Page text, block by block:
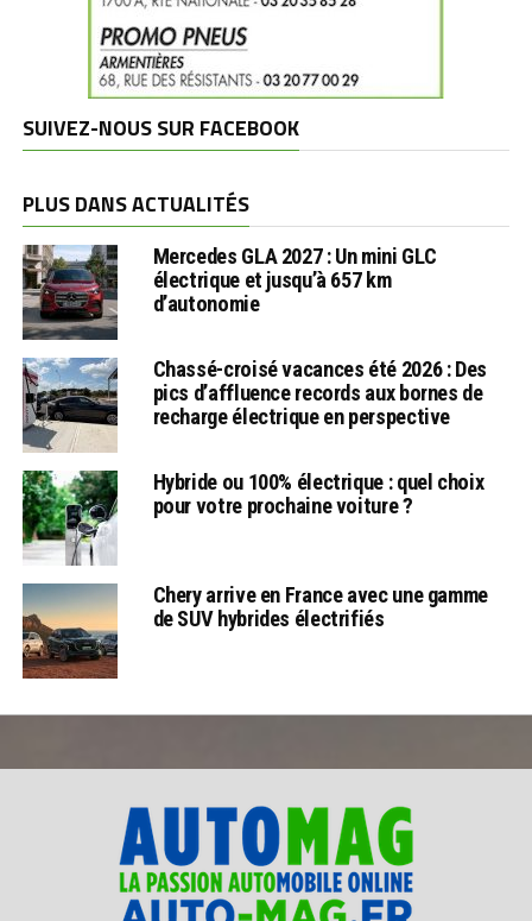
SUIVEZ-NOUS SUR FACEBOOK
PLUS DANS ACTUALITÉS
Mercedes GLA 2027 : Un mini GLC
électrique et jusqu’à 657 km
d’autonomie
Chassé-croisé vacances été 2026 : Des
pics d’affluence records aux bornes de
recharge électrique en perspective
Hybride ou 100% électrique : quel choix
pour votre prochaine voiture ?
Chery arrive en France avec une gamme
de SUV hybrides électrifiés